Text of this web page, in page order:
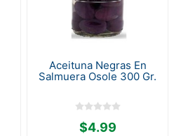
Aceituna Negras En
Salmuera Osole 300 Gr.
$4.99